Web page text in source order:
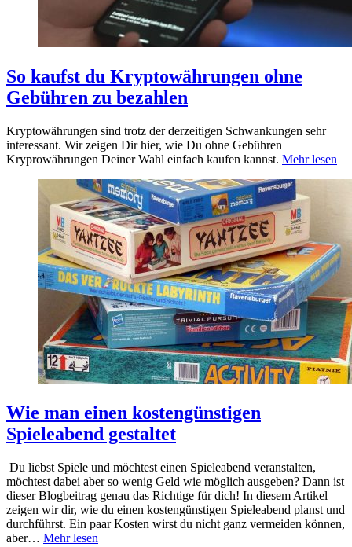
So kaufst du Kryptowährungen ohne
Gebühren zu bezahlen
Kryptowährungen sind trotz der derzeitigen Schwankungen sehr
interessant. Wir zeigen Dir hier, wie Du ohne Gebühren
Kryprowährungen Deiner Wahl einfach kaufen kannst. Mehr lesen
Wie man einen kostengünstigen
Spieleabend gestaltet
Du liebst Spiele und möchtest einen Spieleabend veranstalten,
möchtest dabei aber so wenig Geld wie möglich ausgeben? Dann ist
dieser Blogbeitrag genau das Richtige für dich! In diesem Artikel
zeigen wir dir, wie du einen kostengünstigen Spieleabend planst und
durchführst. Ein paar Kosten wirst du nicht ganz vermeiden können,
aber… Mehr lesen